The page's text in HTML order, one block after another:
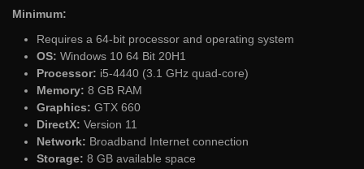
Minimum:
Requires a 64-bit processor and operating system
OS: Windows 10 64 Bit 20H1
Processor: i5-4440 (3.1 GHz quad-core)
Memory: 8 GB RAM
Graphics: GTX 660
DirectX: Version 11
Network: Broadband Internet connection
Storage: 8 GB available space